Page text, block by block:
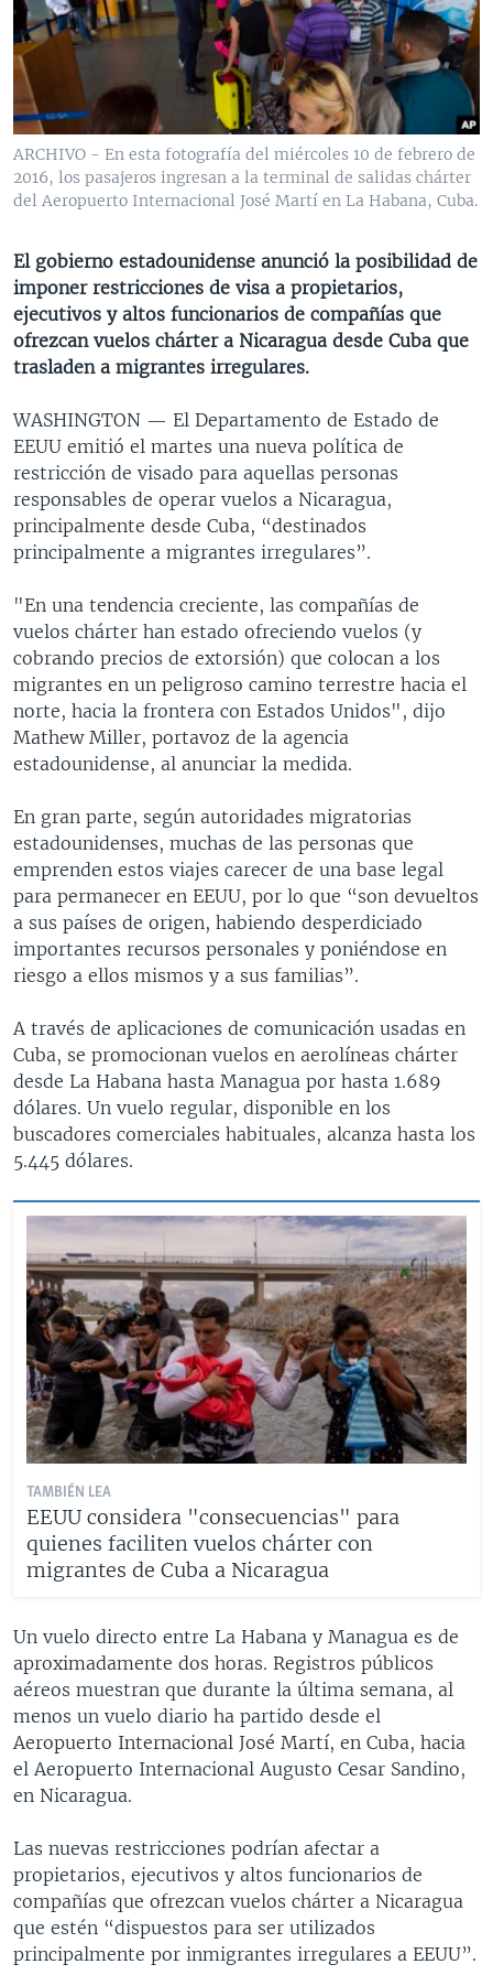
VENEZUELA
BRASIL
NICARAGUA
ECONOMÍA
ENTRETENIMIENTO Y CULTURA
TECNOLOGÍA
DEPORTES
CIENCIA Y SALUD
MULTIMEDIA
VIDEOS
FOTOGRAFÍA
AUDIOS
PROGRAMAS TV
EL MUNDO AL DÍA
FORO INTERAMERICANO
VISIÓN 360
PANORAMA
RADIO
AVANCE INFORMATIVO
AUDIONOTICIAS
ESTADOS UNIDOS AL DÍA
EL MUNDO AL DÍA [RADIO]
FORO [RADIO]
DEPORTIVO INTERNACIONAL
NOTA ECONÓMICA
ENTRETENIMIENTO
DIRECT
DOCUMENTALES DE LA VOA
SÍGANOS
ARCHIVO - En esta fotografía del miércoles 10 de febrero de
2016, los pasajeros ingresan a la terminal de salidas chárter
del Aeropuerto Internacional José Martí en La Habana, Cuba.
El gobierno estadounidense anunció la posibilidad de
imponer restricciones de visa a propietarios,
ejecutivos y altos funcionarios de compañías que
ofrezcan vuelos chárter a Nicaragua desde Cuba que
trasladen a migrantes irregulares.
WASHINGTON — El Departamento de Estado de
EEUU emitió el martes una nueva política de
restricción de visado para aquellas personas
responsables de operar vuelos a Nicaragua,
principalmente desde Cuba, “destinados
principalmente a migrantes irregulares”.
"En una tendencia creciente, las compañías de
vuelos chárter han estado ofreciendo vuelos (y
cobrando precios de extorsión) que colocan a los
migrantes en un peligroso camino terrestre hacia el
norte, hacia la frontera con Estados Unidos", dijo
Mathew Miller, portavoz de la agencia
estadounidense, al anunciar la medida.
En gran parte, según autoridades migratorias
estadounidenses, muchas de las personas que
emprenden estos viajes carecer de una base legal
para permanecer en EEUU, por lo que “son devueltos
a sus países de origen, habiendo desperdiciado
importantes recursos personales y poniéndose en
riesgo a ellos mismos y a sus familias”.
A través de aplicaciones de comunicación usadas en
Cuba, se promocionan vuelos en aerolíneas chárter
desde La Habana hasta Managua por hasta 1.689
dólares. Un vuelo regular, disponible en los
buscadores comerciales habituales, alcanza hasta los
5.445 dólares.
TAMBIÉN LEA
EEUU considera "consecuencias" para
quienes faciliten vuelos chárter con
migrantes de Cuba a Nicaragua
Un vuelo directo entre La Habana y Managua es de
aproximadamente dos horas. Registros públicos
aéreos muestran que durante la última semana, al
menos un vuelo diario ha partido desde el
Aeropuerto Internacional José Martí, en Cuba, hacia
el Aeropuerto Internacional Augusto Cesar Sandino,
en Nicaragua.
Las nuevas restricciones podrían afectar a
propietarios, ejecutivos y altos funcionarios de
compañías que ofrezcan vuelos chárter a Nicaragua
que estén “dispuestos para ser utilizados
principalmente por inmigrantes irregulares a EEUU”.